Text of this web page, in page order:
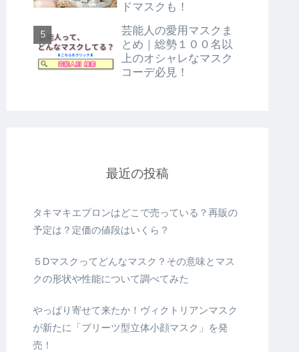
ドマスクも！
芸能人の愛用マスクま
とめ｜総勢１００名以
上のオシャレなマスク
コーデ必見！
最近の投稿
タキマキエプロンはどこで売っている？再販の
予定は？定価の値段はいくら？
５Dマスクってどんなマスク？その意味とマス
クの形状や性能について調べてみた
やっぱり寄せて来たか！ヴィクトリアンマスク
が新たに「プリーツ型立体小顔マスク」を発
売！